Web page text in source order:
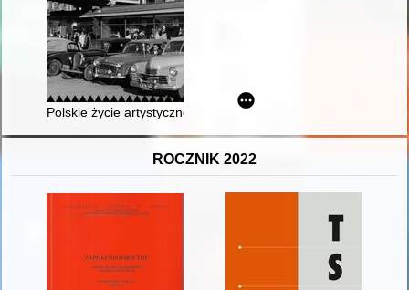
Polskie życie artystyczne w latach 1944-1960. T. 8, Cz. 2,
ROCZNIK 2022